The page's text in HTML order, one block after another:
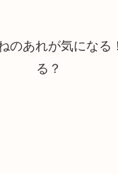
のあれが気になる
る？